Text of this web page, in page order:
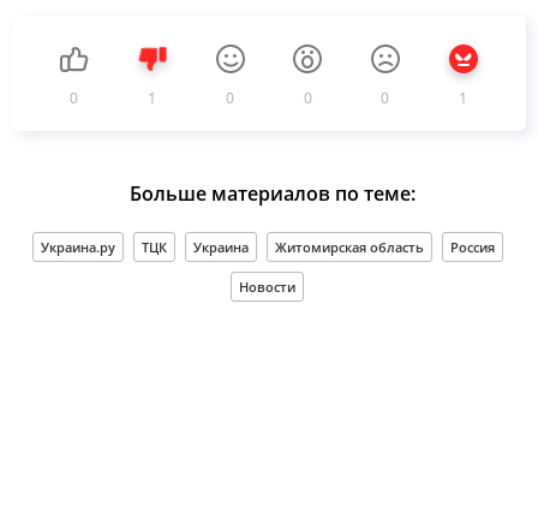
0 1 0 0 0 1
Больше материалов по теме:
Украина.ру ТЦК Украина Житомирская область Россия
Новости